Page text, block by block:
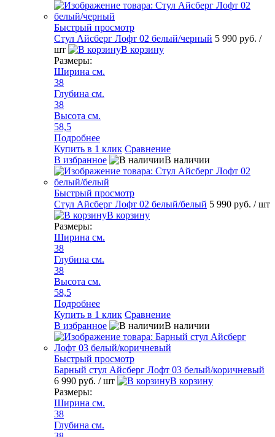
Быстрый просмотр
Стул Айсберг Лофт 02 белый/черный 5 990 руб. /
шт
В корзину
Размеры:
Ширина см.
38
Глубина см.
38
Высота см.
58,5
Подробнее
Купить в 1 клик Сравнение
В избранное
В наличии
Быстрый просмотр
Стул Айсберг Лофт 02 белый/белый 5 990 руб. / шт
В корзину
Размеры:
Ширина см.
38
Глубина см.
38
Высота см.
58,5
Подробнее
Купить в 1 клик Сравнение
В избранное
В наличии
Быстрый просмотр
Барный стул Айсберг Лофт 03 белый/коричневый
6 990 руб. / шт
В корзину
Размеры:
Ширина см.
38
Глубина см.